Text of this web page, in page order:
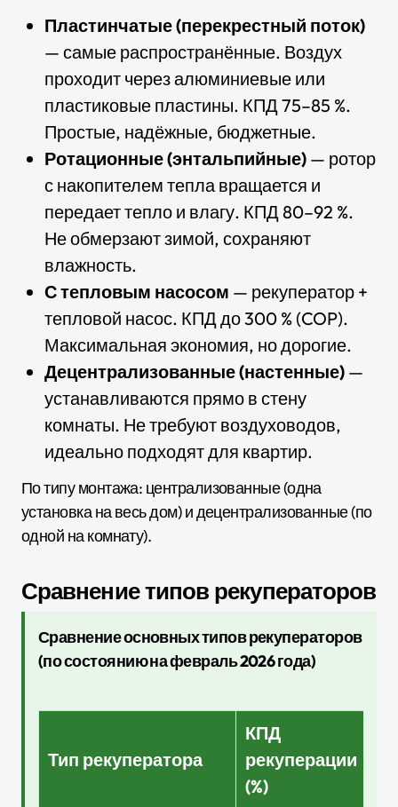
Пластинчатые (перекрестный поток)
— самые распространённые. Воздух
проходит через алюминиевые или
пластиковые пластины. КПД 75–85 %.
Простые, надёжные, бюджетные.
Ротационные (энтальпийные)— ротор
с накопителем тепла вращается и
передает тепло и влагу. КПД 80–92 %.
Не обмерзают зимой, сохраняют
влажность.
С тепловым насосом — рекуператор +
тепловой насос. КПД до 300 % (COP).
Максимальная экономия, но дорогие.
Децентрализованные (настенные)—
устанавливаются прямо в стену
комнаты. Не требуют воздуховодов,
идеально подходят для квартир.
По типу монтажа: централизованные (одна
установка на весь дом) и децентрализованные (по
одной на комнату).
Сравнение типов рекуператоров
Сравнение основных типов рекуператоров
(по состоянию на февраль 2026 года)
Тип рекуператора
КПД
рекуперации
(%)